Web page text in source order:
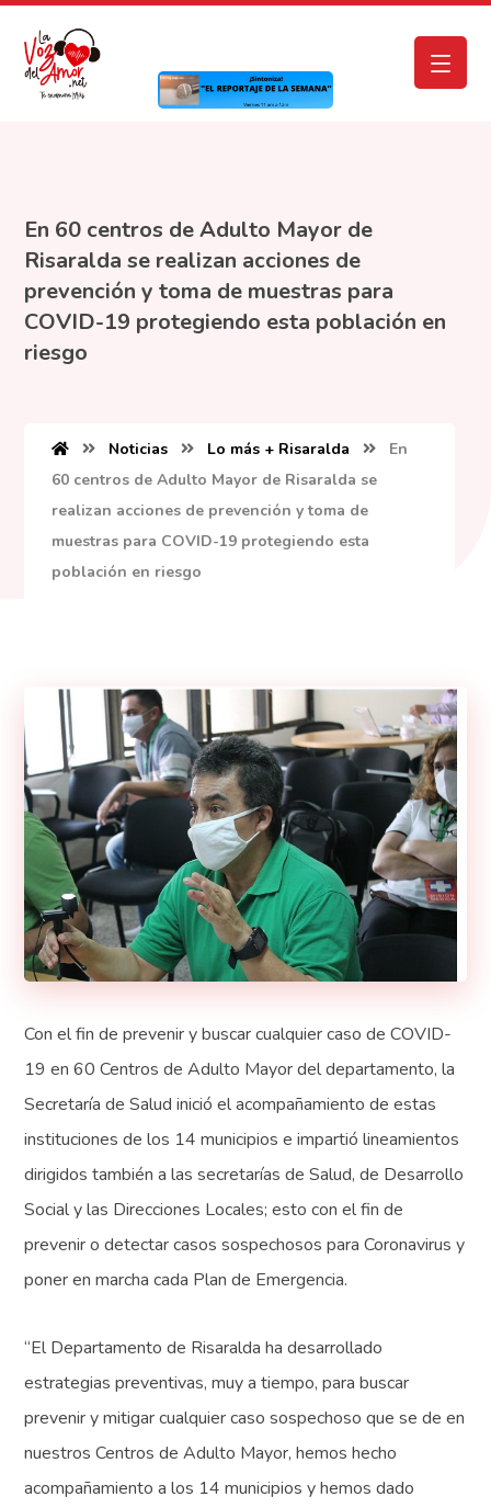
En 60 centros de Adulto Mayor de
Risaralda se realizan acciones de
prevención y toma de muestras para
COVID-19 protegiendo esta población en
riesgo
Noticias Lo más + Risaralda
En
60 centros de Adulto Mayor de Risaralda se
realizan acciones de prevención y toma de
muestras para COVID-19 protegiendo esta
población en riesgo
Con el fin de prevenir y buscar cualquier caso de COVID-
19 en 60 Centros de Adulto Mayor del departamento, la
Secretaría de Salud inició el acompañamiento de estas
instituciones de los 14 municipios e impartió lineamientos
dirigidos también a las secretarías de Salud, de Desarrollo
Social y las Direcciones Locales; esto con el fin de
prevenir o detectar casos sospechosos para Coronavirus y
poner en marcha cada Plan de Emergencia.
“El Departamento de Risaralda ha desarrollado
estrategias preventivas, muy a tiempo, para buscar
prevenir y mitigar cualquier caso sospechoso que se de en
nuestros Centros de Adulto Mayor, hemos hecho
acompañamiento a los 14 municipios y hemos dado